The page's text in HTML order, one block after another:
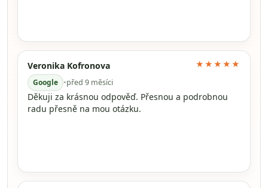
Veronika Kofronova
Google •před 9 měsíci
★★★★★
Děkuji za krásnou odpověď. Přesnou a podrobnou
radu přesně na mou otázku.